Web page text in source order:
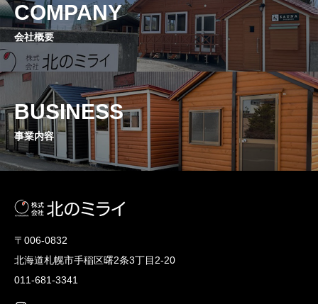
COMPANY
会社概要
BUSINESS
事業内容
〒006-0832
北海道札幌市手稲区曙2条3丁目2-20
011-681-3341